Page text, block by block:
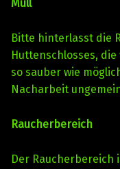
Müll
Bitte hinterlasst die
Huttenschlosses,
so sauber wie
Nacharbeit
Raucherbereich
Der Raucherbereich